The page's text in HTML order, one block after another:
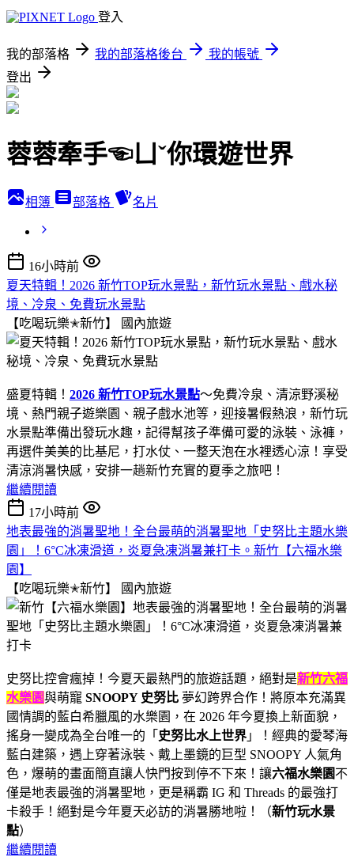
登入
我的部落格 我的部落格後台
我的帳號
登出
蓉蓉牽手☜ㄩˇ你環遊世界
相簿 部落格 名片
16小時前
夏天特輯！2026 新竹TOP玩水景點，新竹玩水景點、戲水秘
境、冷泉、免費玩水景點
【吃喝玩樂✭新竹】
國內旅遊
盛夏特輯！ 2026 新竹TOP玩水景點～免費冷泉、清涼野溪秘
境、熱門親子遊樂園、親子戲水池等，迎接暑假熱浪，新竹玩
水景點準備出發玩水趣，記得幫孩子準備可愛的泳裝、泳褲，
再選件美美的比基尼，打水仗、一整天泡在水裡透心涼！享受
清涼消暑快感，安排一趟新竹充實的夏季之旅吧！
繼續閱讀
17小時前
地表最強的消暑聖地！全台最萌的消暑聖地「史努比主題水樂
園」！6°C冰凍滑道，炎夏急凍消暑兼打卡。新竹【六福水樂
園】
【吃喝玩樂✭新竹】
國內旅遊
史努比控會瘋掉！今夏天最熱門的旅遊話題，絕對是新竹六福
水樂園與萌寵 SNOOPY 史努比 夢幻跨界合作！將原本充滿異
國情調的藍白希臘風的水樂園，在 2026 年今夏換上新面貌，
搖身一變成為全台唯一的「 史努比水上世界 」！經典的愛琴海
藍白建築，遇上穿著泳裝、戴上墨鏡的巨型 SNOOPY 人氣角
色，爆萌的畫面簡直讓人快門按到停不下來！讓六福水樂園不
僅是地表最強的消暑聖地，更是稱霸 IG 和 Threads 的最強打
卡殺手！絕對是今年夏天必訪的消暑勝地啦！（新竹玩水景
點）
繼續閱讀